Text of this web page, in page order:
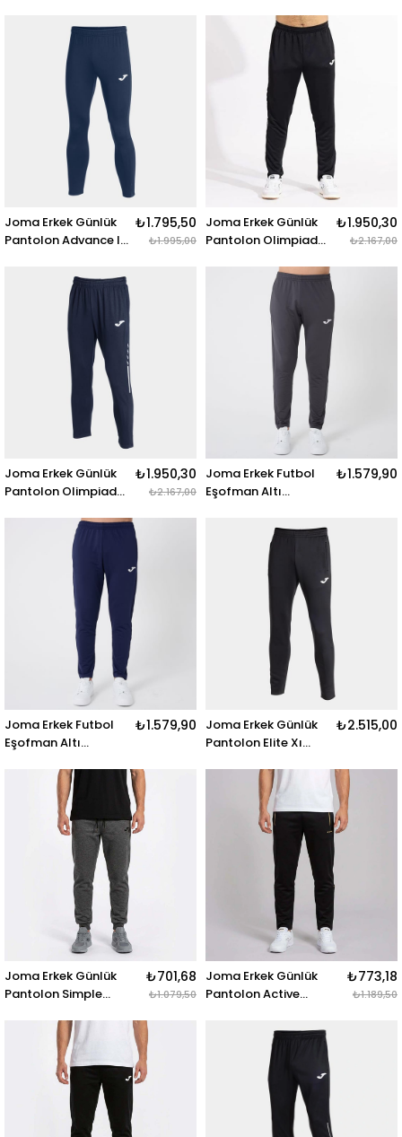
Long Pants Black
White 103200.102
PANTOLON LARGO
CHAMPIONSHIP VII
NEGRO BLANCO
103838.100 ADVANCE
II LONG PANTS BLACK
Joma Erkek Günlük
Pantolon Advance Iı
₺1.795,50
₺1.995,00
Joma Erkek Günlük
Pantolon Olimpiada
OLIMPIADA LONG
PANTS BLACK
₺1.950,30
₺2.167,00
Joma Erkek Günlük
Pantolon Olimpiada
OLIMPIADA LONG
PANTS NAVY
₺1.950,30
₺2.167,00
Joma Erkek Futbol
Eşofman Altı
Pant 9212329
₺1.579,90
Joma Erkek Futbol
Eşofman Altı
Pant 9212329
₺1.579,90
Joma Erkek Günlük
Pantolon Elite Xı
103814.100 ELITE XI
LONG PANTS BLACK
₺2.515,00
Joma Erkek Günlük
Pantolon Simple
₺701,68
₺1.079,50
Joma Erkek Günlük
Pantolon Active
₺773,18
₺1.189,50